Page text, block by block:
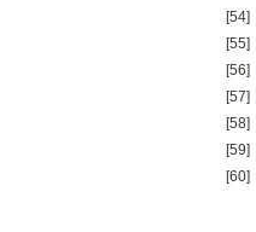
[54]
[55]
[56]
[57]
[58]
[59]
[60]